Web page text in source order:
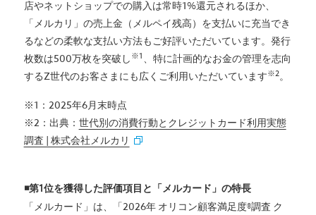
店やネットショップでの購入は常時1%還元されるほか、
「メルカリ」の売上金（メルペイ残高）を支払いに充当でき
るなどの柔軟な支払い方法もご好評いただいています。発行
枚数は500万枚を突破し※1、特に計画的なお金の管理を志向
するZ世代のお客さまにも広くご利用いただいています※2。
※1：2025年6月末時点
※2：出典： 世代別の消費行動とクレジットカード利用実態
調査 | 株式会社メルカリ
◾️第1位を獲得した評価項目と「メルカード」の特長
「メルカード」は、「2026年 オリコン顧客満足度®調査 ク